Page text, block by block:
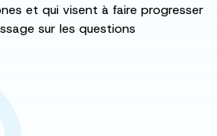
et qui visent à faire progresser
sur les questions